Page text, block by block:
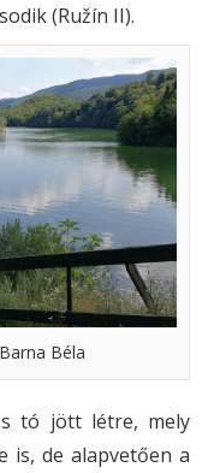
(Ružín II).
Béla
tó jött létre, mely
is, de alapvetően a